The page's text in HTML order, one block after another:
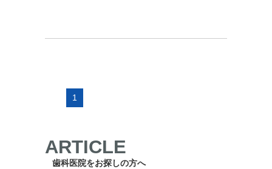
1
ARTICLE
歯科医院をお探しの方へ